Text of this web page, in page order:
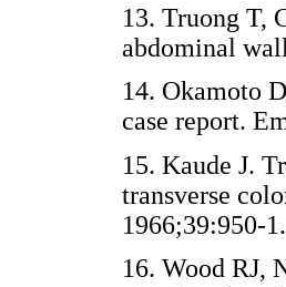
13. Truong T,
abdominal
14. Okamoto
case report.
15. Kaude J.
transverse
16. Wood RJ,